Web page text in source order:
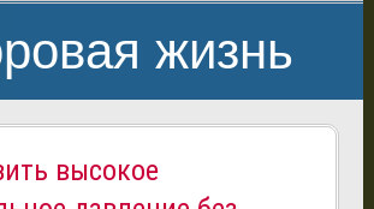
жизнь
высокое